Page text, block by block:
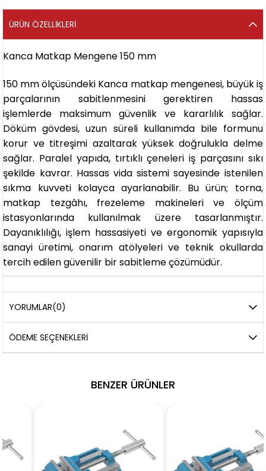
ÜRÜN ÖZELLIKLERI
Kanca Matkap Mengene 150 mm
150 mm ölçüsündeki Kanca matkap mengenesi, büyük iş
parçalarının sabitlenmesini gerektiren hassas
işlemlerde maksimum güvenlik ve kararlılık sağlar.
Döküm gövdesi, uzun süreli kullanımda bile formunu
korur ve titreşimi azaltarak yüksek doğrulukla delme
sağlar. Paralel yapıda, tırtıklı çeneleri iş parçasını sıkı
şekilde kavrar. Hassas vida sistemi sayesinde istenilen
sıkma kuvveti kolayca ayarlanabilir. Bu ürün; torna,
matkap tezgâhı, frezeleme makineleri ve ölçüm
istasyonlarında kullanılmak üzere tasarlanmıştır.
Dayanıklılığı, işlem hassasiyeti ve ergonomik yapısıyla
sanayi üretimi, onarım atölyeleri ve teknik okullarda
tercih edilen güvenilir bir sabitleme çözümüdür.
YORUMLAR(0)
ÖDEME SEÇENEKLERI
BENZER ÜRÜNLER